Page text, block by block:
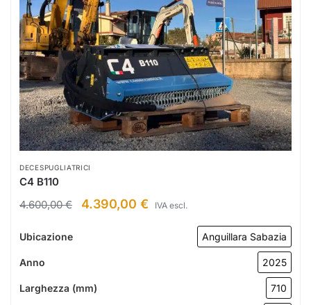
DECESPUGLIATRICI
C4 B110
4.600,00€ 4.390,00 € IVA escl.
Ubicazione Anguillara Sabazia
Anno 2025
Larghezza (mm) 710